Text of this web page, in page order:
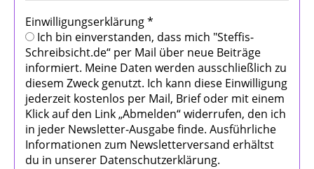
Einwilligungserklärung*
Ich bin einverstanden, dass mich "Steffis-
Schreibsicht.de“ per Mail über neue Beiträge
informiert. Meine Daten werden ausschließlich zu
diesem Zweck genutzt. Ich kann diese Einwilligung
jederzeit kostenlos per Mail, Brief oder mit einem
Klick auf den Link „Abmelden“ widerrufen, den ich
in jeder Newsletter-Ausgabe finde. Ausführliche
Informationen zum Newsletterversand erhältst
du in unserer Datenschutzerklärung.